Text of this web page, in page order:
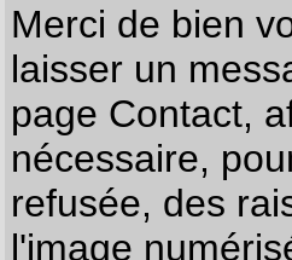
Merci de bien
laisser un
page Contact,
nécessaire,
refusée, des
l'image